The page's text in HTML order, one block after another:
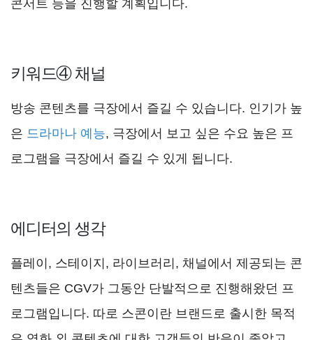
콘서트 등을 진행할 계획입니다.
키워드④ 채널
방송 콘텐츠를 극장에서 즐길 수 있습니다. 인기가 높
은 드라마나 예능, 극장에서 보고 싶은 수요 높은 프
로그램을 극장에서 즐길 수 있게 됩니다.
에디터의 생각
플레이, 스테이지, 라이브러리, 채널에서 제공되는 콘
텐츠들은 CGV가 그동안 단발적으로 진행해왔던 프
로그램입니다. 따로 스콘이란 브랜드로 출시한 목적